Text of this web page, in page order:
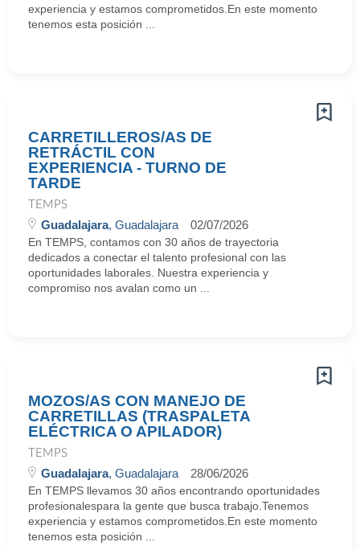
experiencia y estamos comprometidos.En este momento
tenemos esta posición ...
CARRETILLEROS/AS DE
RETRÁCTIL CON
EXPERIENCIA - TURNO DE
TARDE
TEMPS
Guadalajara, Guadalajara 02/07/2026
En TEMPS, contamos con 30 años de trayectoria
dedicados a conectar el talento profesional con las
oportunidades laborales. Nuestra experiencia y
compromiso nos avalan como un ...
MOZOS/AS CON MANEJO DE
CARRETILLAS (TRASPALETA
ELÉCTRICA O APILADOR)
TEMPS
Guadalajara, Guadalajara 28/06/2026
En TEMPS llevamos 30 años encontrando oportunidades
profesionalespara la gente que busca trabajo.Tenemos
experiencia y estamos comprometidos.En este momento
tenemos esta posición ...